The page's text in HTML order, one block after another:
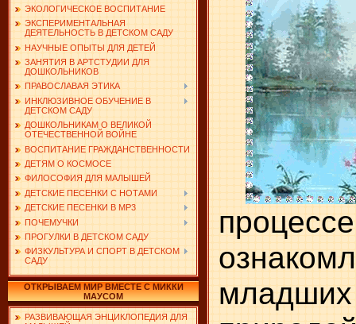
ЭКОЛОГИЧЕСКОЕ ВОСПИТАНИЕ
ЭКСПЕРИМЕНТАЛЬНАЯ
ДЕЯТЕЛЬНОСТЬ В ДЕТСКОМ САДУ
НАУЧНЫЕ ОПЫТЫ ДЛЯ ДЕТЕЙ
ЗАНЯТИЯ В АРТСТУДИИ ДЛЯ
ДОШКОЛЬНИКОВ
ПРАВОСЛАВАЯ ЭТИКА
ИНКЛЮЗИВНОЕ ОБУЧЕНИЕ В
ДЕТСКОМ САДУ
ДОШКОЛЬНИКАМ О ВЕЛИКОЙ
ОТЕЧЕСТВЕННОЙ ВОЙНЕ
ВОСПИТАНИЕ ГРАЖДАНСТВЕННОСТИ
ДЕТЯМ О КОСМОСЕ
ФИЛОСОФИЯ ДЛЯ МАЛЫШЕЙ
ДЕТСКИЕ ПЕСЕНКИ С НОТАМИ
ДЕТСКИЕ ПЕСЕНКИ В MP3
ПОЧЕМУЧКИ
ПРОГУЛКИ В ДЕТСКОМ САДУ
ФИЗКУЛЬТУРА И СПОРТ В ДЕТСКОМ
САДУ
ОТКРЫВАЕМ МИР ВМЕСТЕ С МИККИ
МАУСОМ
РАЗВИВАЮЩАЯ ЭНЦИКЛОПЕДИЯ ДЛЯ
процессе